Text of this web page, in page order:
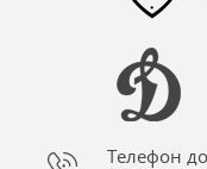
Телефон